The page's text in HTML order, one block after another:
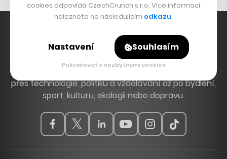
Hlavní zdroj inspirace. Věnujeme se tématům, která
hýbou Českem a světem, od byznysu a startupů
přes technologie, politiku a vzdělávání až po bydlení,
sport, kulturu, ekologii nebo dopravu.
cookies odpovídá CzechCrunch s.r.o. Více informací
naleznete na následujícím odkazu.
Nastavení Souhlasím
Pokračovat s nezbytnými cookies